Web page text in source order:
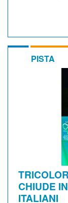
PISTA
CHIUDE
ITALIANI